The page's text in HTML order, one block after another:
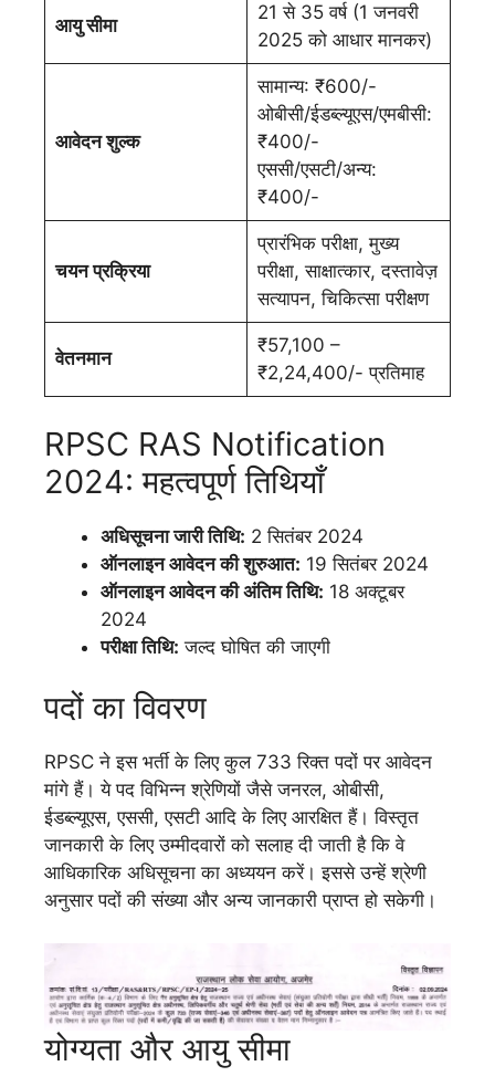
आयु सीमा
21 से 35 वर्ष (1 जनवरी
2025 को आधार मानकर)
आवेदन शुल्क
सामान्य: ₹600/-
ओबीसी/ईडब्ल्यूएस/एमबीसी:
₹400/-
एससी/एसटी/अन्य:
₹400/-
चयन प्रक्रिया
प्रारंभिक परीक्षा, मुख्य
परीक्षा, साक्षात्कार, दस्तावेज़
सत्यापन, चिकित्सा परीक्षण
वेतनमान
₹57,100 –
₹2,24,400/- प्रतिमाह
RPSC RAS Notification
2024: महत्वपूर्ण तिथियाँ
अधिसूचना जारी तिथि: 2 सितंबर 2024
ऑनलाइन आवेदन की शुरुआत: 19 सितंबर 2024
ऑनलाइन आवेदन की अंतिम तिथि: 18 अक्टूबर
2024
परीक्षा तिथि: जल्द घोषित की जाएगी
पदों का विवरण
RPSC ने इस भर्ती के लिए कुल 733 रिक्त पदों पर आवेदन
मांगे हैं। ये पद विभिन्न श्रेणियों जैसे जनरल, ओबीसी,
ईडब्ल्यूएस, एससी, एसटी आदि के लिए आरक्षित हैं। विस्तृत
जानकारी के लिए उम्मीदवारों को सलाह दी जाती है कि वे
आधिकारिक अधिसूचना का अध्ययन करें। इससे उन्हें श्रेणी
अनुसार पदों की संख्या और अन्य जानकारी प्राप्त हो सकेगी।
योग्यता और आयु सीमा